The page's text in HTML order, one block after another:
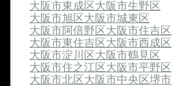
大阪市東成区大阪市生野区
大阪市旭区大阪市城東区
大阪市阿倍野区大阪市住吉区
大阪市東住吉区大阪市西成区
大阪市淀川区大阪市鶴見区
大阪市住之江区大阪市平野区
大阪市北区大阪市中央区堺市